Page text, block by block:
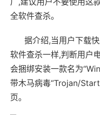
全软件查杀。
据介绍,当用户下载
软件查杀一样,判断用户
会捆绑安装一款名为
带木马病毒“Trojan/
页。